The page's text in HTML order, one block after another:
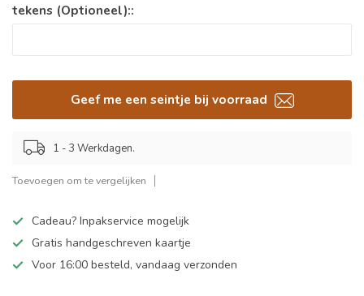
tekens (Optioneel)::
Geef me een seintje bij voorraad
1 - 3 Werkdagen.
Toevoegen om te vergelijken
Cadeau? Inpakservice mogelijk
Gratis handgeschreven kaartje
Voor 16:00 besteld, vandaag verzonden